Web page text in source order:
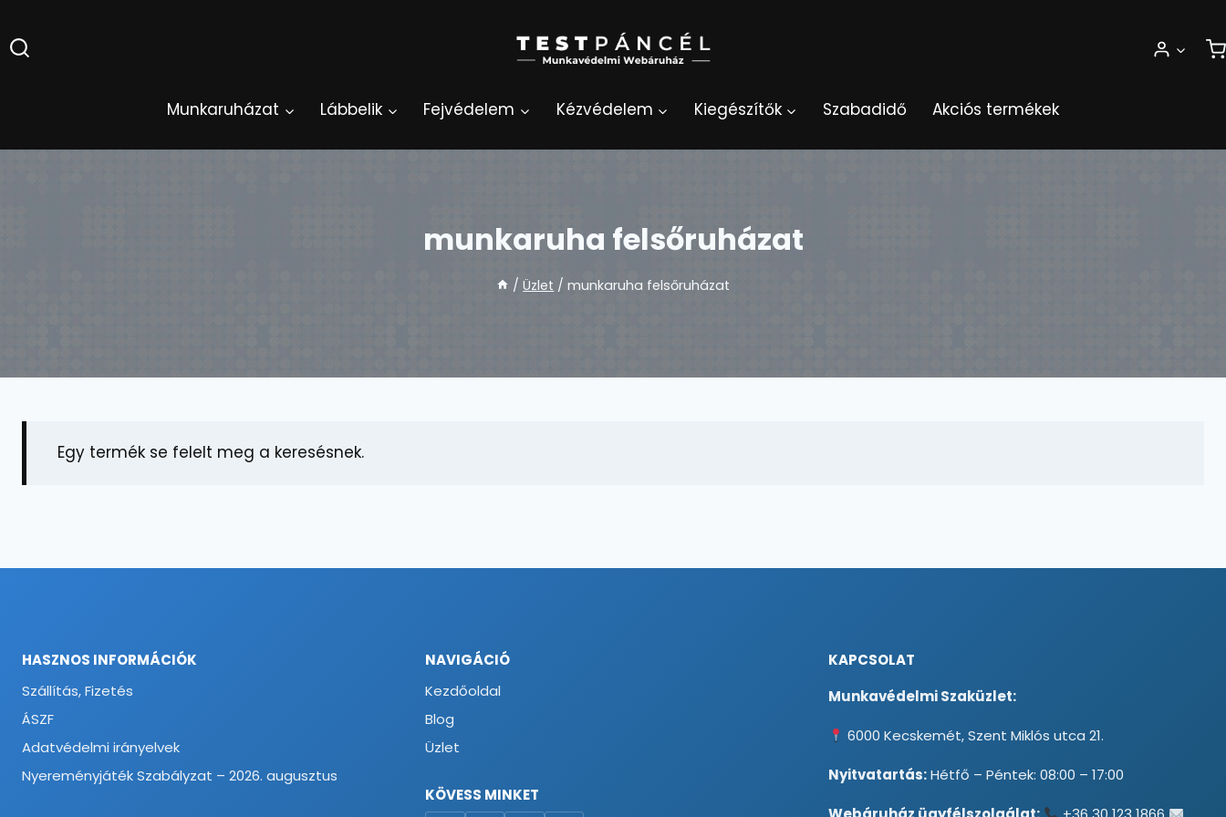
to
content
Munkaruházat Lábbelik Fejvédelem Kézvédelem Kiegészítők Szabadidő Akciós termékek
munkaruha felsőruházat
/ Üzlet / munkaruha felsőruházat
Egy termék se felelt meg a keresésnek.
HASZNOS INFORMÁCIÓK
Szállítás, Fizetés
ÁSZF
Adatvédelmi irányelvek
Nyereményjáték Szabályzat – 2026. augusztus
NAVIGÁCIÓ
Kezdőoldal
Blog
Üzlet
KÖVESS MINKET
KAPCSOLAT
Munkavédelmi Szaküzlet:
6000 Kecskemét, Szent Miklós utca 21.
Nyitvatartás:Hétfő – Péntek: 08:00 – 17:00